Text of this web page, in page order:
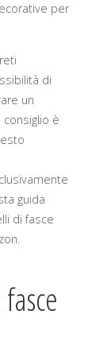
per
di
un
è
guida
di fasce